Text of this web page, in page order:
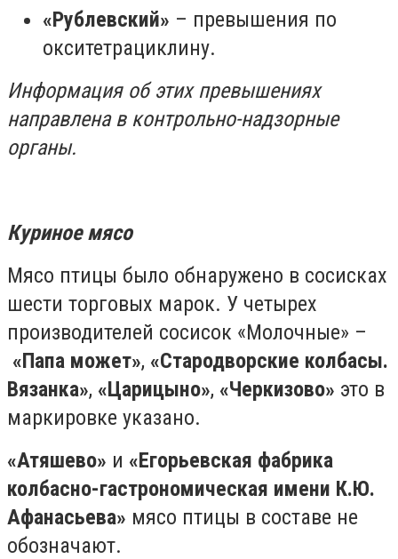
«Рублевский» – превышения по
окситетрациклину.
Информация об этих превышениях
направлена в контрольно-надзорные
органы.
Куриное мясо
Мясо птицы было обнаружено в сосисках
шести торговых марок. У четырех
производителей сосисок «Молочные» –
«Папа может», «Стародворские колбасы.
Вязанка», «Царицыно», «Черкизово» это в
маркировке указано.
«Атяшево» и «Егорьевская фабрика
колбасно-гастрономическая имени К.Ю.
Афанасьева» мясо птицы в составе не
обозначают.